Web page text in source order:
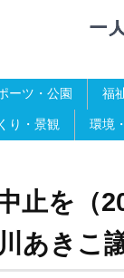
ーツ・公園 福
り・景観 環境
止を（
あきこ